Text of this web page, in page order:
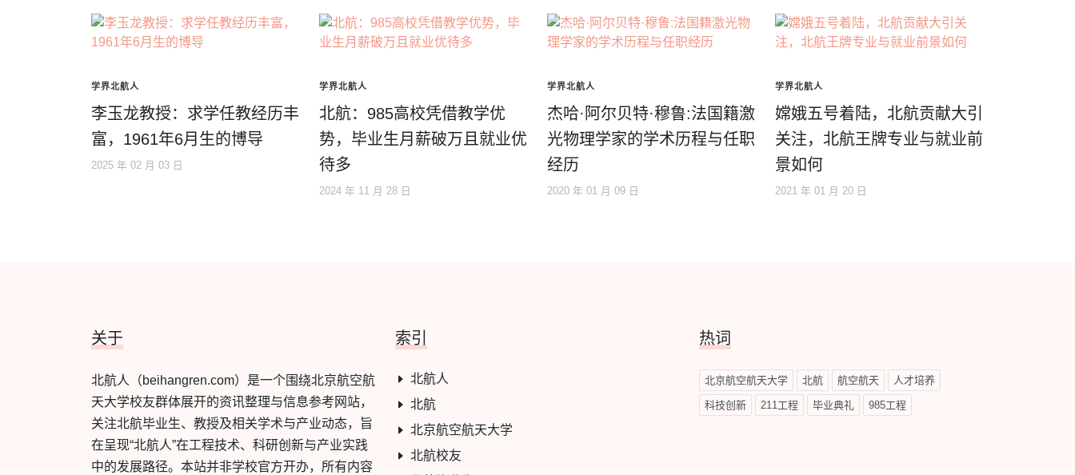
学界北航人
李玉龙教授：求学任教经历丰
富，1961年6月生的博导
2025 年 02 月 03 日
学界北航人
北航：985高校凭借教学优
势，毕业生月薪破万且就业优
待多
2024 年 11 月 28 日
学界北航人
杰哈·阿尔贝特·穆鲁:法国籍激
光物理学家的学术历程与任职
经历
2020 年 01 月 09 日
学界北航人
嫦娥五号着陆，北航贡献大引
关注，北航王牌专业与就业前
景如何
2021 年 01 月 20 日
关于
北航人（beihangren.com）是一个围绕北京航空航
天大学校友群体展开的资讯整理与信息参考网站，
关注北航毕业生、教授及相关学术与产业动态，旨
在呈现“北航人”在工程技术、科研创新与产业实践
中的发展路径。本站并非学校官方开办，所有内容
索引
北航人
北航
北京航空航天大学
北航校友
热词
北京航空航天大学 北航 航空航天 人才培养
科技创新 211工程 毕业典礼 985工程